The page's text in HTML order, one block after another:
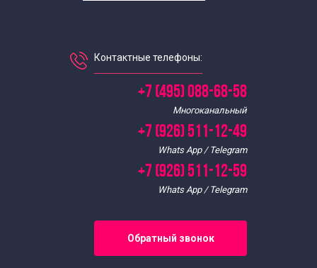
Контактные телефоны:
+7 (495) 088-68-58
Многоканальный
+7 (926) 511-12-49
Whats App / Telegram
+7 (926) 511-12-59
Whats App / Telegram
Обратный звонок